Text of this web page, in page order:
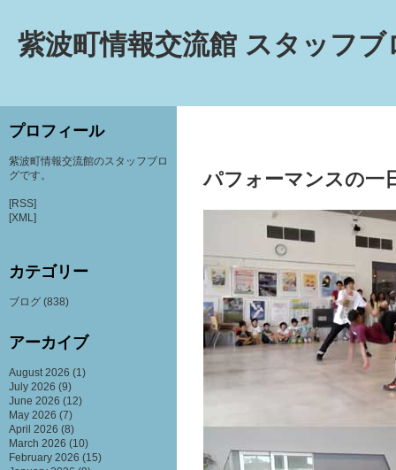
紫波町情報交流館 スタッフブ
パフォーマンスの一
プロフィール
紫波町情報交流館のスタッフブロ
グです。
[RSS]
[XML]
カテゴリー
ブログ (838)
アーカイブ
August 2026 (1)
July 2026 (9)
June 2026 (12)
May 2026 (7)
April 2026 (8)
March 2026 (10)
February 2026 (15)